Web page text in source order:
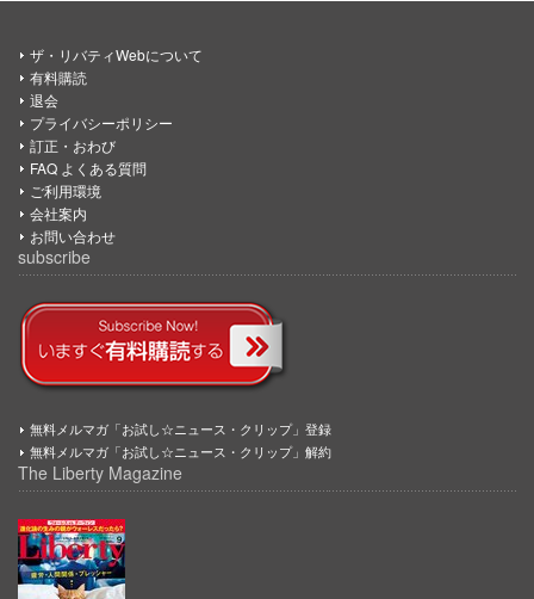
ザ・リバティWebについて
有料購読
退会
プライバシーポリシー
訂正・おわび
FAQ よくある質問
ご利用環境
会社案内
お問い合わせ
subscribe
無料メルマガ「お試し☆ニュース・クリップ」登録
無料メルマガ「お試し☆ニュース・クリップ」解約
The Liberty Magazine